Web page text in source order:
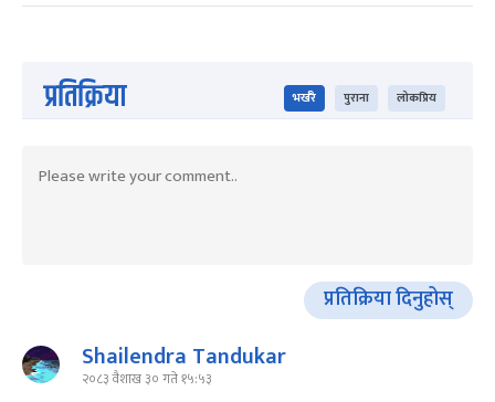
प्रतिक्रिया भर्खरै पुराना लोकप्रिय
प्रतिक्रिया दिनुहोस्
Shailendra Tandukar
२०८३ वैशाख ३० गते १५:५३